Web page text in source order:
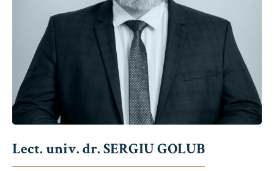
Lect. univ. dr. SERGIU GOLUB